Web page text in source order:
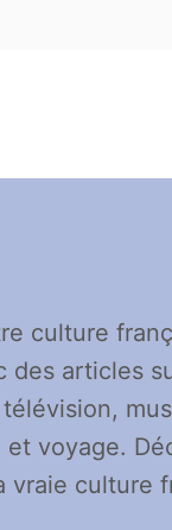
culture
des articles
et voyage.
vraie culture